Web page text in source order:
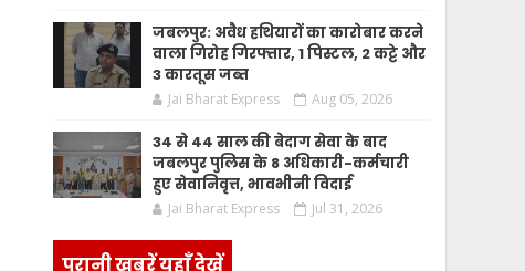
जबलपुर: अवैध हथियारों का कारोबार करने
वाला गिरोह गिरफ्तार, 1 पिस्टल, 2 कट्टे और
3 कारतूस जब्त
Jai Bharat Express Aug 05, 2026
34 से 44 साल की बेदाग सेवा के बाद
जबलपुर पुलिस के 8 अधिकारी-कर्मचारी
हुए सेवानिवृत्त, भावभीनी विदाई
Jai Bharat Express Jul 31, 2026
पुरानी ख़बरें यहाँ देखें